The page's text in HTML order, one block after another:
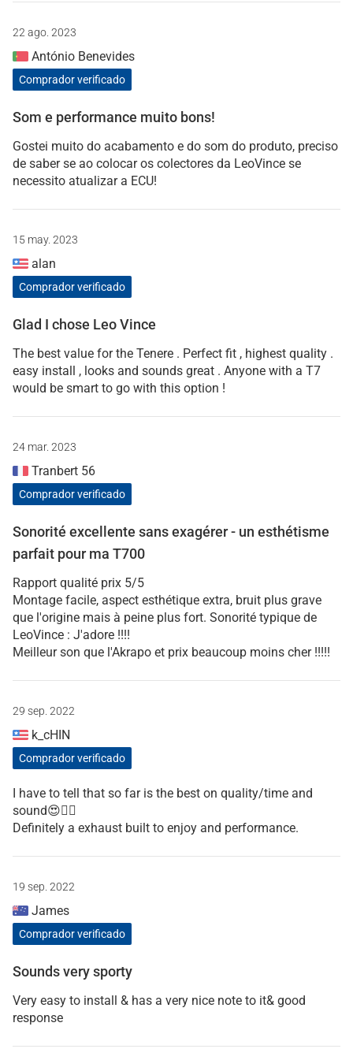
22 ago. 2023
António Benevides
Comprador verificado
Som e performance muito bons!
Gostei muito do acabamento e do som do produto, preciso
de saber se ao colocar os colectores da LeoVince se
necessito atualizar a ECU!
15 may. 2023
alan
Comprador verificado
Glad I chose Leo Vince
The best value for the Tenere . Perfect fit , highest quality .
easy install , looks and sounds great . Anyone with a T7
would be smart to go with this option !
24 mar. 2023
Tranbert 56
Comprador verificado
Sonorité excellente sans exagérer - un esthétisme
parfait pour ma T700
Rapport qualité prix 5/5
Montage facile, aspect esthétique extra, bruit plus grave
que l'origine mais à peine plus fort. Sonorité typique de
LeoVince : J'adore !!!!
Meilleur son que l'Akrapo et prix beaucoup moins cher !!!!!
29 sep. 2022
k_cHIN
Comprador verificado
I have to tell that so far is the best on quality/time and
sound😍👌🏻
Definitely a exhaust built to enjoy and performance.
19 sep. 2022
James
Comprador verificado
Sounds very sporty
Very easy to install & has a very nice note to it& good
response